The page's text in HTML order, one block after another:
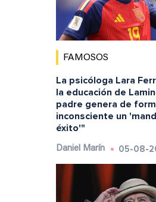
FAMOSOS
La psicóloga Lara
la educación de
padre genera de
inconsciente un
éxito'"
Daniel Marín 05-08-